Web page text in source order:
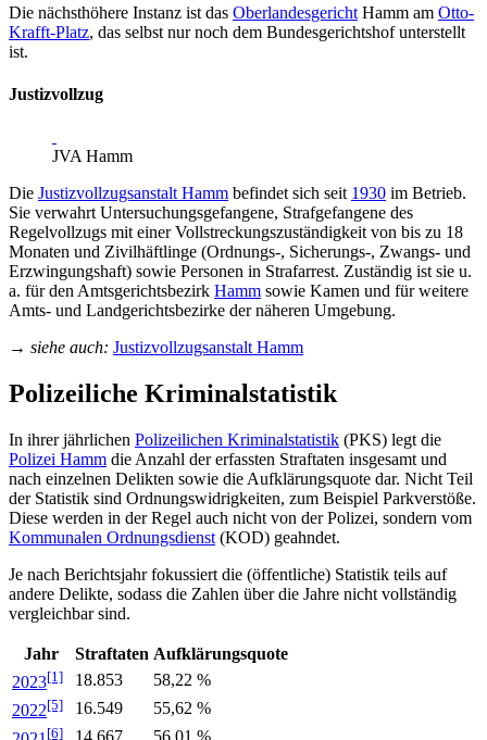
Die nächsthöhere Instanz ist das Oberlandesgericht Hamm am Otto-
Krafft-Platz, das selbst nur noch dem Bundesgerichtshof unterstellt
ist.
Justizvollzug
JVA Hamm
Die Justizvollzugsanstalt Hamm befindet sich seit 1930 im Betrieb.
Sie verwahrt Untersuchungsgefangene, Strafgefangene des
Regelvollzugs mit einer Vollstreckungszuständigkeit von bis zu 18
Monaten und Zivilhäftlinge (Ordnungs-, Sicherungs-, Zwangs- und
Erzwingungshaft) sowie Personen in Strafarrest. Zuständig ist sie u.
a. für den Amtsgerichtsbezirk Hamm sowie Kamen und für weitere
Amts- und Landgerichtsbezirke der näheren Umgebung.
→ siehe auch: Justizvollzugsanstalt Hamm
Polizeiliche Kriminalstatistik
In ihrer jährlichen Polizeilichen Kriminalstatistik (PKS) legt die
Polizei Hamm die Anzahl der erfassten Straftaten insgesamt und
nach einzelnen Delikten sowie die Aufklärungsquote dar. Nicht Teil
der Statistik sind Ordnungswidrigkeiten, zum Beispiel Parkverstöße.
Diese werden in der Regel auch nicht von der Polizei, sondern vom
Kommunalen Ordnungsdienst (KOD) geahndet.
Je nach Berichtsjahr fokussiert die (öffentliche) Statistik teils auf
andere Delikte, sodass die Zahlen über die Jahre nicht vollständig
vergleichbar sind.
Jahr Straftaten Aufklärungsquote
2023[1] 18.853
58,22 %
2022[5] 16.549
55,62 %
[6] 14.667 56,01 %